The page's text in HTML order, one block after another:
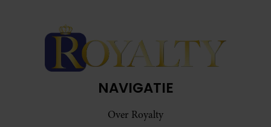
NAVIGATIE
Over Royalty